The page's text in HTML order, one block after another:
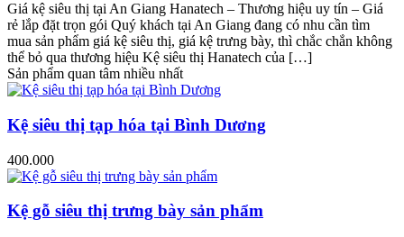
Giá kệ siêu thị tại An Giang Hanatech – Thương hiệu uy tín – Giá
rẻ lắp đặt trọn gói Quý khách tại An Giang đang có nhu cần tìm
mua sản phẩm giá kệ siêu thị, giá kệ trưng bày, thì chắc chắn không
thể bỏ qua thương hiệu Kệ siêu thị Hanatech của […]
Sản phẩm quan tâm nhiều nhất
Kệ siêu thị tạp hóa tại Bình Dương
400.000
Kệ gỗ siêu thị trưng bày sản phẩm